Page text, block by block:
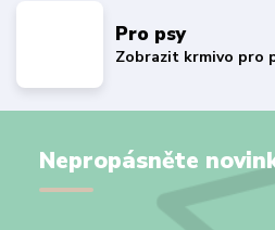
Pro psy
Zobrazit krmivo pro
Nepropásněte